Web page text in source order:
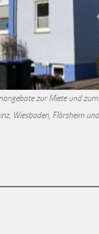
zur Miete und
Wiesbaden, Flörsheim